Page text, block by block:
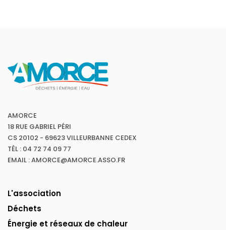
AMORCE
18 RUE GABRIEL PÉRI
CS 20102 - 69623 VILLEURBANNE CEDEX
TÉL : 04 72 74 09 77
EMAIL : AMORCE@AMORCE.ASSO.FR
L'association
Déchets
Énergie et réseaux de chaleur